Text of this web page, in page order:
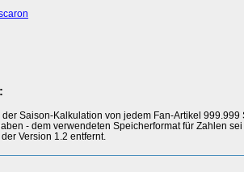
Saison-Kalkulation von jedem Fan-Artikel
- dem verwendeten Speicherformat für Zahlen
Version 1.2 entfernt.